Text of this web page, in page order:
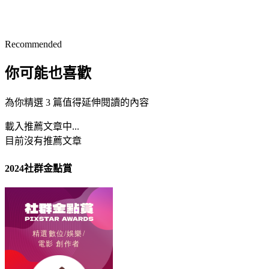
Recommended
你可能也喜歡
為你精選 3 篇值得延伸閱讀的內容
載入推薦文章中...
目前沒有推薦文章
2024社群金點賞